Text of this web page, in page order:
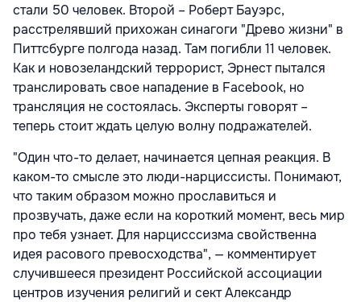
стали 50 человек. Второй – Роберт Бауэрс,
расстрелявший прихожан синагоги "Древо жизни" в
Питтсбурге полгода назад. Там погибли 11 человек.
Как и новозеландский террорист, Эрнест пытался
транслировать свое нападение в Facebook, но
трансляция не состоялась. Эксперты говорят –
теперь стоит ждать целую волну подражателей.
"Один что-то делает, начинается цепная реакция. В
каком-то смысле это люди-нарциссисты. Понимают,
что таким образом можно прославиться и
прозвучать, даже если на короткий момент, весь мир
про тебя узнает. Для нарцисссизма свойственна
идея расового превосходства", — комментирует
случившееся президент Российской ассоциации
центров изучения религий и сект Александр